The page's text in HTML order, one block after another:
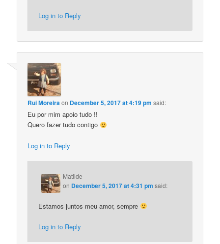
Log in to Reply
Rui Moreiraon December 5, 2017 at 4:19 pm said:
Eu por mim apoio tudo !!
Quero fazer tudo contigo
Log in to Reply
Matilde
on December 5, 2017 at 4:31 pm said:
Estamos juntos meu amor, sempre
Log in to Reply